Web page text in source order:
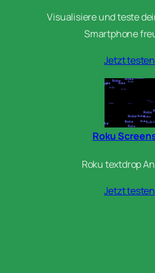
Visualisiere und teste
Smartphone
Jetzt
Roku
Roku textdrop
Jetzt